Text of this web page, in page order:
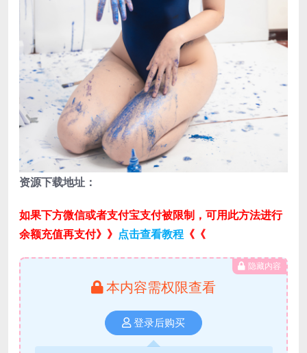
资源下载地址：
如果下方微信或者支付宝支付被限制，可用此方法进行
余额充值再支付》》 点击查看教程 《《
隐藏内容
本内容需权限查看
登录后购买